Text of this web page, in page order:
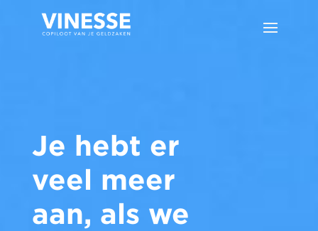
Je hebt er
veel meer
aan, als we